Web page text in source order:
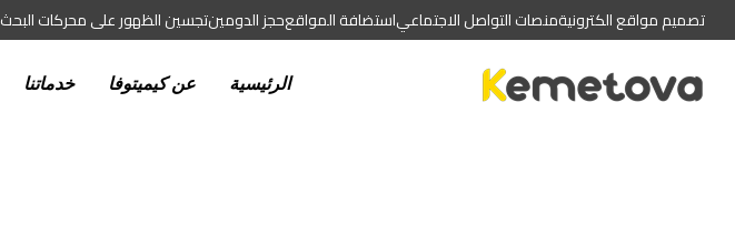
تصميم مواقع الكترونيةمنصات التواصل الاجتماعياستضافة المواقعحجز الدومينتجسين الظهور على محركات البحث
الرئيسية عن كيميتوفا خدماتنا